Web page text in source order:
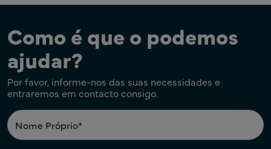
Como é que o podemos
ajudar?
Por favor, informe-nos das suas necessidades e
entraremos em contacto consigo.